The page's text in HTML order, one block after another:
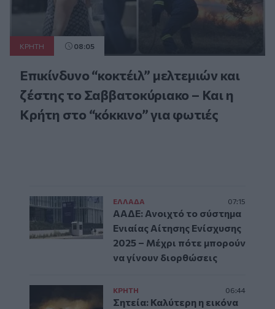
ΚΡΗΤΗ 08:05
Επικίνδυνο “κοκτέιλ” μελτεμιών και
ζέστης το Σαββατοκύριακο – Και η
Κρήτη στο “κόκκινο” για φωτιές
ΕΛΛAΔΑ 07:15
ΑΑΔΕ: Ανοιχτό το σύστημα
Ενιαίας Αίτησης Ενίσχυσης
2025 – Μέχρι πότε μπορούν
να γίνουν διορθώσεις
ΚΡΗΤΗ 06:44
Σητεία: Καλύτερη η εικόνα